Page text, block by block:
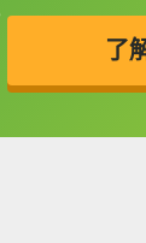
了
字典喔！